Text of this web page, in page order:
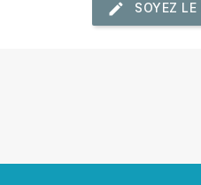
SOYEZ